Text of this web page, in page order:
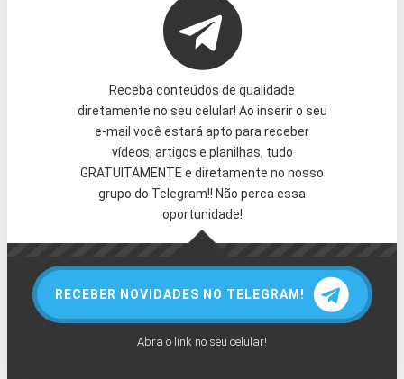
Receba conteúdos de qualidade
diretamente no seu celular! Ao inserir o seu
e-mail você estará apto para receber
vídeos, artigos e planilhas, tudo
GRATUITAMENTE e diretamente no nosso
grupo do Telegram!! Não perca essa
oportunidade!
RECEBER NOVIDADES NO TELEGRAM!
Abra o link no seu celular!